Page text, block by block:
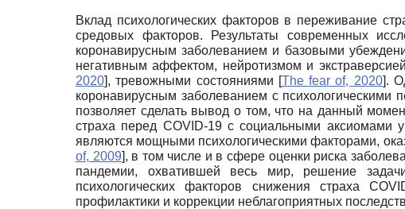
Вклад психологических факторов в переживание
средовых факторов. Результаты современных
коронавирусным заболеванием и базовыми
негативным аффектом, нейротизмом и экстраверсией
2020], тревожными состояниями [The fear of, 2020].
коронавирусным заболеванием с психологическими
позволяет сделать вывод о том, что на данный
страха перед COVID-19 c социальными аксиомами
являются мощными психологическими факторами,
of, 2009], в том числе и в сфере оценки риска
пандемии, охватившей весь мир, решение
психологических факторов снижения страха
профилактики и коррекции неблагоприятных